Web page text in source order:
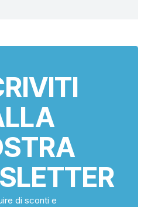
di sconti e